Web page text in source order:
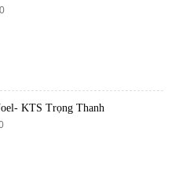
KTS Trọng Thanh